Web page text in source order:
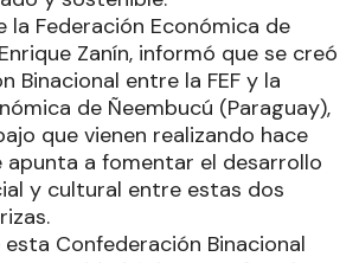
la Federación Económica de
Zanín, informó que se creó
Binacional entre la FEF y la
de Ñeembucú (Paraguay),
que vienen realizando hace
apunta a fomentar el desarrollo
y cultural entre estas dos
Confederación Binacional